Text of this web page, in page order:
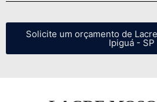
Solicite um orçamento de
Ipiguá - SP